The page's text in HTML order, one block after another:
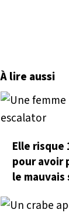
À lire aussi
Elle risque
pour avoir
le mauvais